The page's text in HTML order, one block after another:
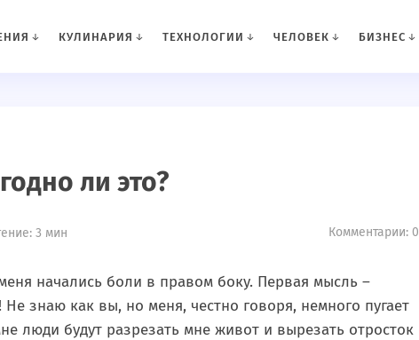
КУЛИНАРИЯ ТЕХНОЛОГИИ ЧЕЛОВЕК БИЗНЕС
ли это?
3 мин Комментарии: 0
начались боли в правом боку. Первая мысль –
знаю как вы, но меня, честно говоря, немного пугает
люди будут разрезать мне живот и вырезать отросток